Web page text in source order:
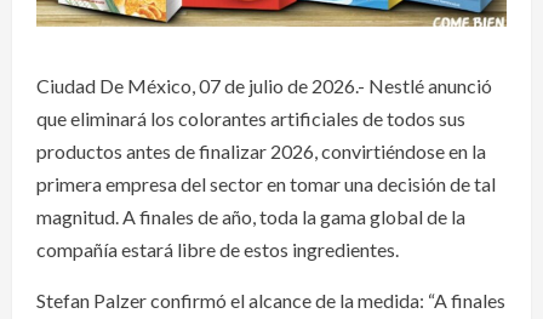
Ciudad De México, 07 de julio de 2026.- Nestlé anunció
que eliminará los colorantes artificiales de todos sus
productos antes de finalizar 2026, convirtiéndose en la
primera empresa del sector en tomar una decisión de tal
magnitud. A finales de año, toda la gama global de la
compañía estará libre de estos ingredientes.
Stefan Palzer confirmó el alcance de la medida: “A finales